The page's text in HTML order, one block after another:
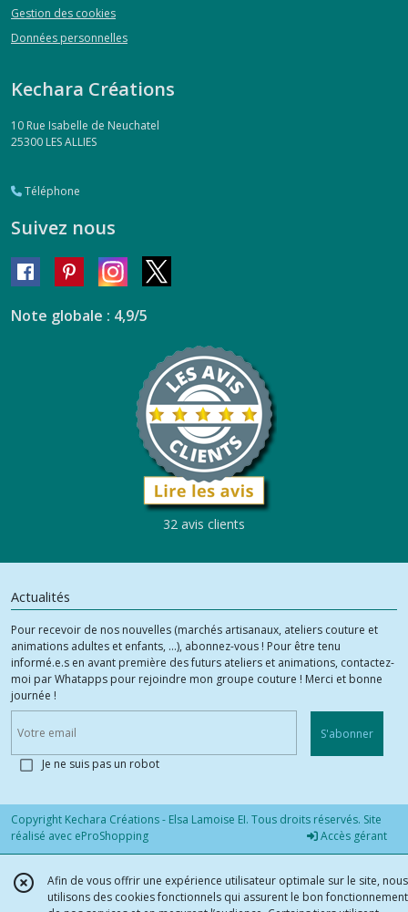
Gestion des cookies
Données personnelles
Kechara Créations
10 Rue Isabelle de Neuchatel
25300 LES ALLIES
Téléphone
Suivez nous
Note globale : 4,9/5
32 avis clients
Actualités
Pour recevoir de nos nouvelles (marchés artisanaux, ateliers couture et
animations adultes et enfants, ...), abonnez-vous ! Pour être tenu
informé.e.s en avant première des futurs ateliers et animations, contactez-
moi par Whatapps pour rejoindre mon groupe couture ! Merci et bonne
journée !
S'abonner
Je ne suis pas un robot
Copyright Kechara Créations - Elsa Lamoise EI. Tous droits réservés. Site
réalisé avec eProShopping Accès gérant
Afin de vous offrir une expérience utilisateur optimale sur le site, nous
utilisons des cookies fonctionnels qui assurent le bon fonctionnement